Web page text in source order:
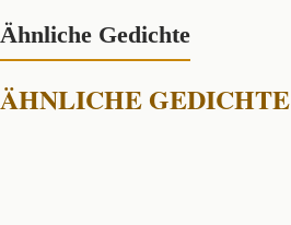
Ähnliche Gedichte
ÄHNLICHE GEDICHTE